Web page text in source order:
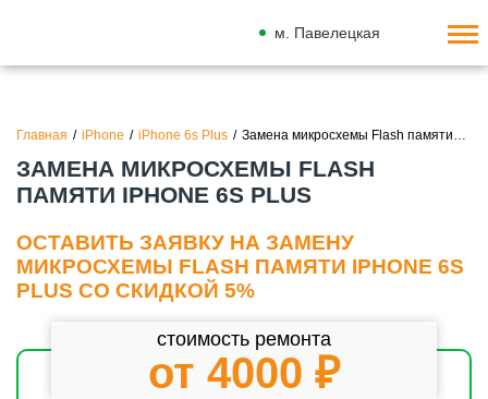
м. Павелецкая
Главная / iPhone / iPhone 6s Plus / Замена микросхемы Flash памяти…
ЗАМЕНА МИКРОСХЕМЫ FLASH
ПАМЯТИ IPHONE 6S PLUS
ОСТАВИТЬ ЗАЯВКУ НА ЗАМЕНУ
МИКРОСХЕМЫ FLASH ПАМЯТИ IPHONE 6S
PLUS СО СКИДКОЙ 5%
стоимость ремонта
от 4000 ₽